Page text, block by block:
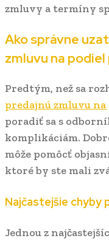
zmluvy a termíny
Ako správne
zmluvu na
Predtým, než sa
predajnú zmluvu
poradiť sa s
komplikáciám.
môže pomôcť
ktoré by ste mali
Najčastejšie chyby
Jednou z